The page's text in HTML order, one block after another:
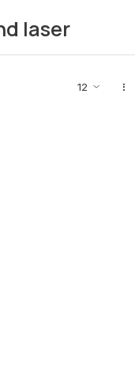
laser